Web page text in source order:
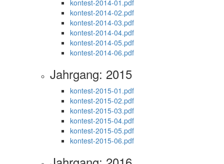
kontest-2014-01.pdf
kontest-2014-02.pdf
kontest-2014-03.pdf
kontest-2014-04.pdf
kontest-2014-05.pdf
kontest-2014-06.pdf
Jahrgang: 2015
kontest-2015-01.pdf
kontest-2015-02.pdf
kontest-2015-03.pdf
kontest-2015-04.pdf
kontest-2015-05.pdf
kontest-2015-06.pdf